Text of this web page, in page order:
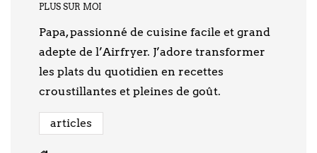
PLUS SUR MOI
Papa, passionné de cuisine facile et grand
adepte de l’Airfryer. J’adore transformer
les plats du quotidien en recettes
croustillantes et pleines de goût.
articles